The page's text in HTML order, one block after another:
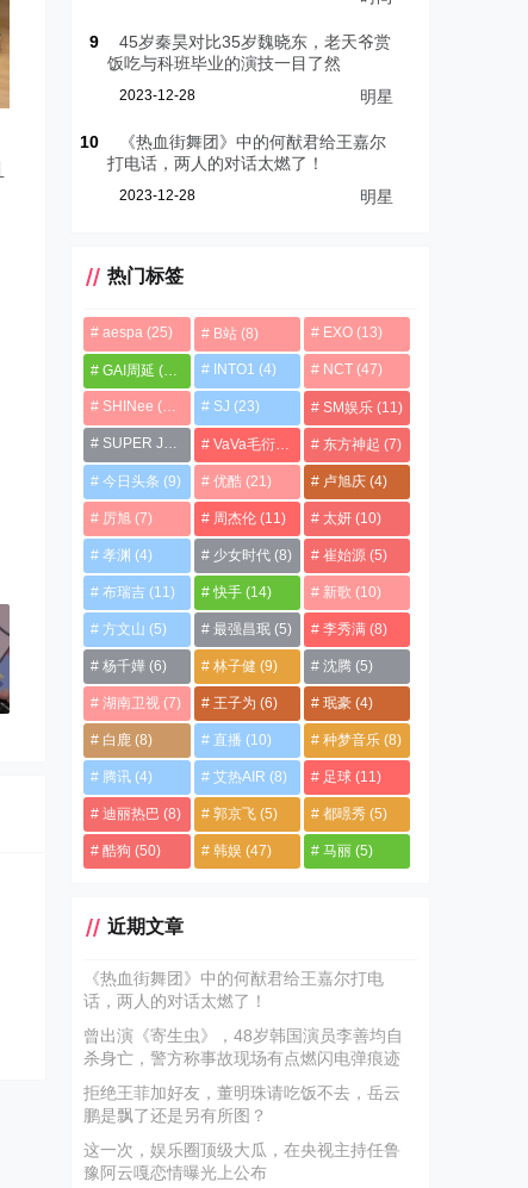
9
45岁秦昊对比35岁魏晓东，老天爷赏
饭吃与科班毕业的演技一目了然
2023-12-28 明星
10
《热血街舞团》中的何猷君给王嘉尔
打电话，两人的对话太燃了！
2023-12-28 明星
热门标签
aespa (25) B站(8) EXO(13)
GAI周延 (21) INTO1 (4) NCT(47)
SHINee (13) SJ (23) SM娱乐(11)
SUPER JUNIOR (4)
VaVa毛衍七 东方神起 (7)
今日头条 (9) 优酷(21) 卢旭庆(4)
厉旭 (7) 周杰伦(11) 太妍(10)
孝渊 (4) 少女时代(8) 崔始源(5)
布瑞吉 (11) 快手(14) 新歌 (10)
方文山 (5) 最强昌珉(5) 李秀满(8)
杨千嬅 (6) 林子健 (9) 沈腾(5)
湖南卫视 (7) 王子为 (6) 珉豪(4)
白鹿 (8) 直播 (10) 种梦音乐(8)
腾讯 (4) 艾热AIR (8) 足球(11)
迪丽热巴 (8) 郭京飞(5) 都暻秀(5)
酷狗 (50) 韩娱 (47) 马丽(5)
近期文章
《热血街舞团》中的何猷君给王嘉尔打电
话，两人的对话太燃了！
曾出演《寄生虫》，48岁韩国演员李善均自
杀身亡，警方称事故现场有点燃闪电弹痕迹
拒绝王菲加好友，董明珠请吃饭不去，岳云
鹏是飘了还是另有所图？
这一次，娱乐圈顶级大瓜，在央视主持任鲁
豫阿云嘎恋情曝光上公布